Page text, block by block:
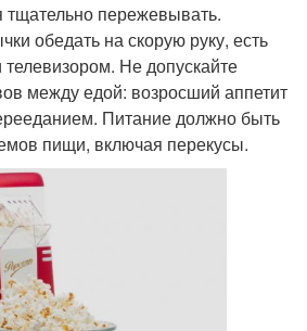
пережевывать.
обедать на скорую руку, есть
Не допускайте
между едой: возросший аппетит
Питание должно быть
пищи, включая перекусы.